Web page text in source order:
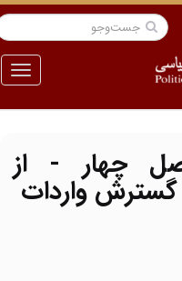
منو
چهار - از
گسترش واردات